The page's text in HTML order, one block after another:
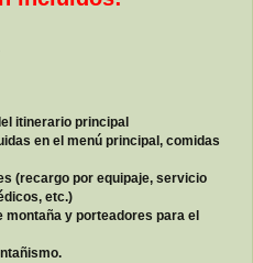
itinerario principal
en el menú principal, comidas
(recargo por equipaje, servicio
etc.)
montaña y porteadores para el